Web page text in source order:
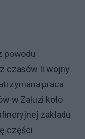
powodu
czasów II wojny
praca
w Zaluzi koło
zakładu
części